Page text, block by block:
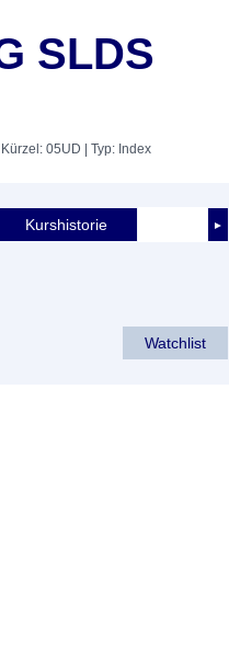
SLDS
| Kürzel: 05UD | Typ: Index
►
Kurshistorie
Watchlist